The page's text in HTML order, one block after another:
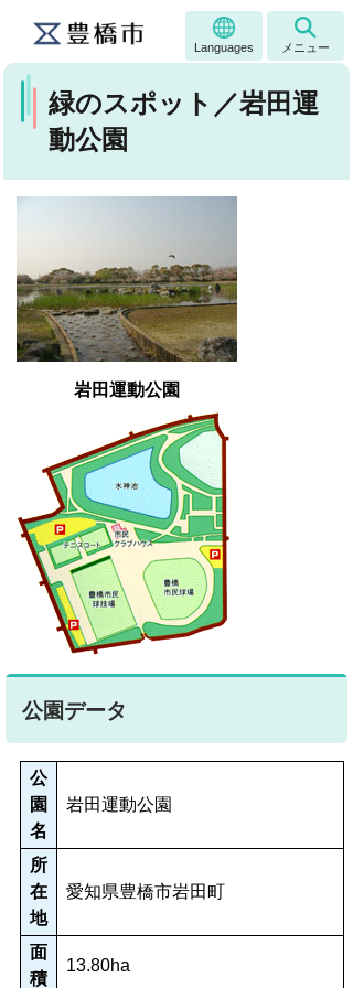
Languages メニュー
緑のスポット／岩田運
動公園
岩田運動公園
公園データ
公
園
名
岩田運動公園
所
在
地
愛知県豊橋市岩田町
面
積
13.80ha